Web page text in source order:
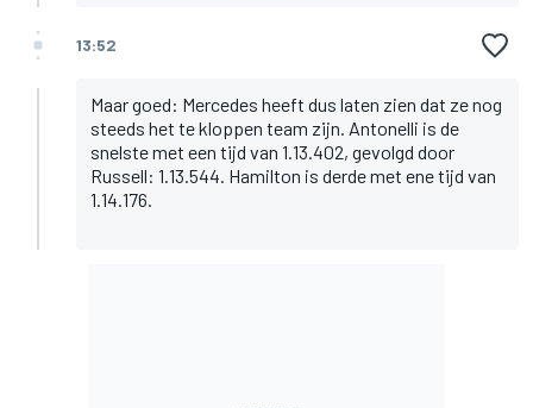
13:52
Maar goed: Mercedes heeft dus laten zien dat ze nog
steeds het te kloppen team zijn. Antonelli is de
snelste met een tijd van 1.13.402, gevolgd door
Russell: 1.13.544. Hamilton is derde met ene tijd van
1.14.176.